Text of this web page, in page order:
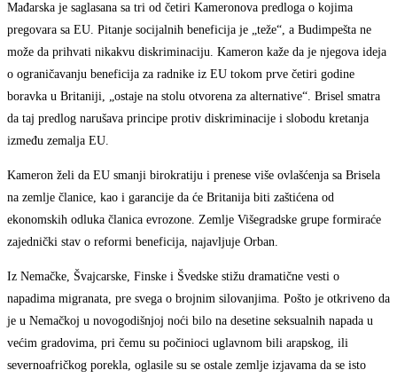
Mađarska je saglasana sa tri od četiri Kameronova predloga o kojima
pregovara sa EU. Pitanje socijalnih beneficija je „teže“, a Budimpešta ne
može da prihvati nikakvu diskriminaciju. Kameron kaže da je njegova ideja
o ograničavanju beneficija za radnike iz EU tokom prve četiri godine
boravka u Britaniji, „ostaje na stolu otvorena za alternative“. Brisel smatra
da taj predlog narušava principe protiv diskriminacije i slobodu kretanja
između zemalja EU.
Kameron želi da EU smanji birokratiju i prenese više ovlašćenja sa Brisela
na zemlje članice, kao i garancije da će Britanija biti zaštićena od
ekonomskih odluka članica evrozone. Zemlje Višegradske grupe formiraće
zajednički stav o reformi beneficija, najavljuje Orban.
Iz Nemačke, Švajcarske, Finske i Švedske stižu dramatične vesti o
napadima migranata, pre svega o brojnim silovanjima. Pošto je otkriveno da
je u Nemačkoj u novogodišnjoj noći bilo na desetine seksualnih napada u
većim gradovima, pri čemu su počinioci uglavnom bili arapskog, ili
severnoafričkog porekla, oglasile su se ostale zemlje izjavama da se isto